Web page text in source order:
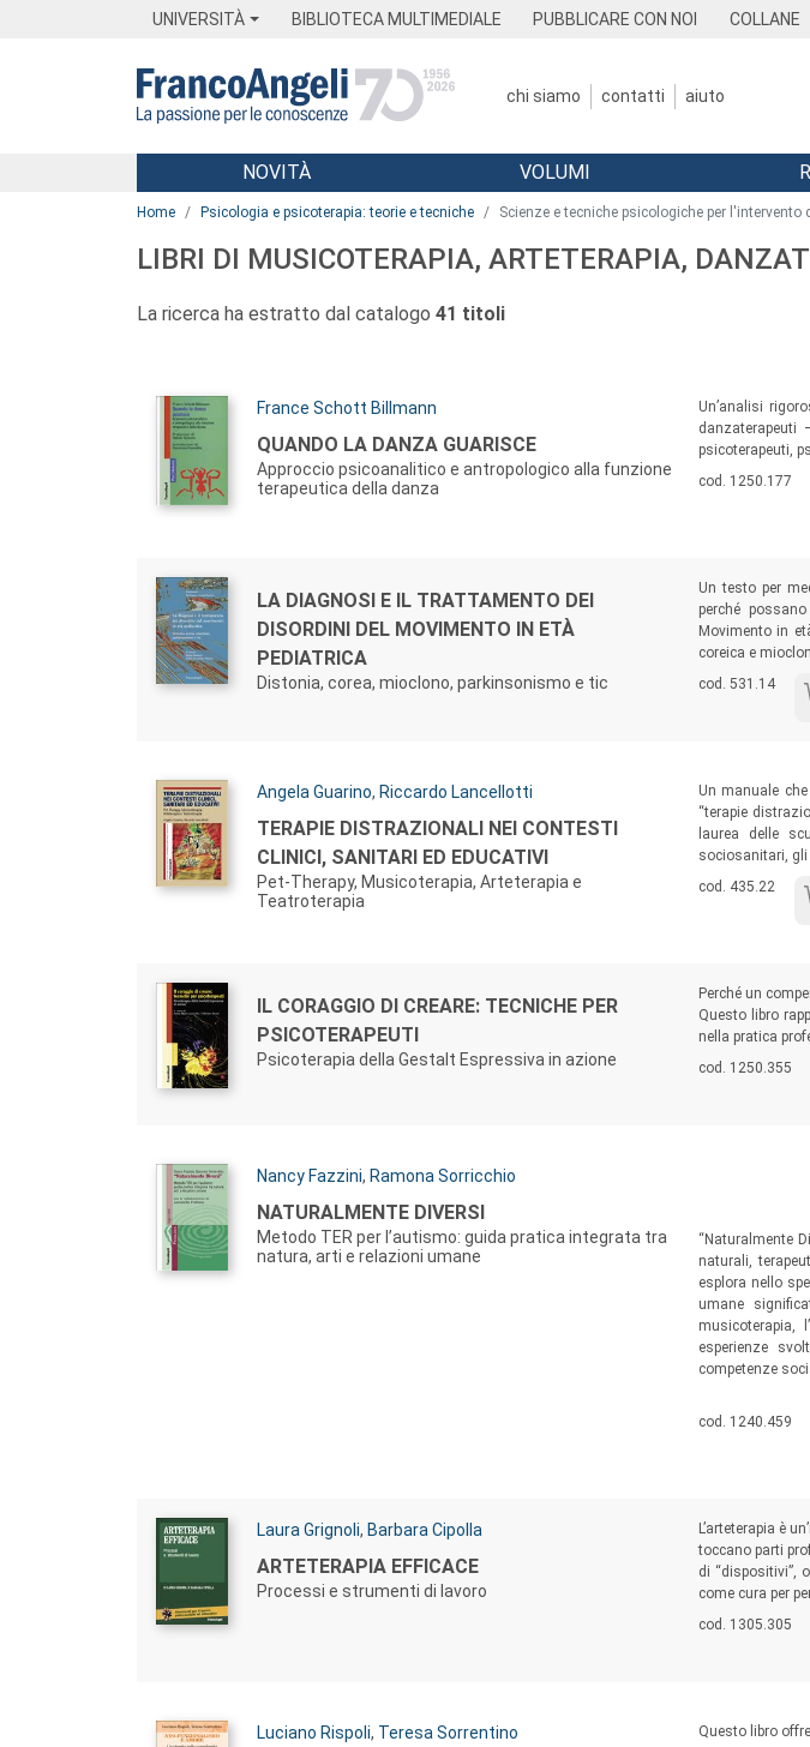
UNIVERSITÀ BIBLIOTECA MULTIMEDIALE PUBBLICARE CON NOI COLLANE
chi siamo contatti aiuto
Menu
NOVITÀ VOLUMI
Home Psicologia e psicoterapia: teorie e tecniche Scienze e tecniche psicologiche per l'intervento
LIBRI DI MUSICOTERAPIA, ARTETERAPIA,
La ricerca ha estratto dal catalogo 41 titoli
Autori:
France Schott Billmann
Titolo:
QUANDO LA DANZA GUARISCE
Approccio psicoanalitico e antropologico alla funzione
terapeutica della danza
Sommario:
Un’analisi
danzaterapeuti
psicoterapeuti,
Codice libro:
cod. 1250.177
Autori:
Titolo:
LA DIAGNOSI E IL TRATTAMENTO DEI
DISORDINI DEL MOVIMENTO IN ETÀ
PEDIATRICA
Distonia, corea, mioclono, parkinsonismo e tic
Sommario:
Un testo per
perché
Movimento in
coreica e
Codice libro:
cod. 531.14
Autori:
Angela Guarino, Riccardo Lancellotti
Titolo:
TERAPIE DISTRAZIONALI NEI CONTESTI
CLINICI, SANITARI ED EDUCATIVI
Pet-Therapy, Musicoterapia, Arteterapia e
Teatroterapia
Sommario:
Un manuale
“terapie
laurea delle
sociosanitari, gli
Codice libro:
cod. 435.22
Autori:
Titolo:
IL CORAGGIO DI CREARE: TECNICHE PER
PSICOTERAPEUTI
Psicoterapia della Gestalt Espressiva in azione
Sommario:
Perché un
Questo libro
nella pratica
Codice libro:
cod. 1250.355
Autori:
Nancy Fazzini, Ramona Sorricchio
Titolo:
NATURALMENTE DIVERSI
Metodo TER per l’autismo: guida pratica integrata tra
natura, arti e relazioni umane
“Naturalmente
naturali,
esplora nello
umane
musicoterapia,
esperienze
competenze
Codice libro:
cod. 1240.459
Autori:
Laura Grignoli, Barbara Cipolla
Titolo:
ARTETERAPIA EFFICACE
Processi e strumenti di lavoro
Sommario:
L’arteterapia è
toccano parti
di “dispositivi”,
come cura per
Codice libro:
cod. 1305.305
Autori:
Luciano Rispoli, Teresa Sorrentino Sommario:
Questo libro